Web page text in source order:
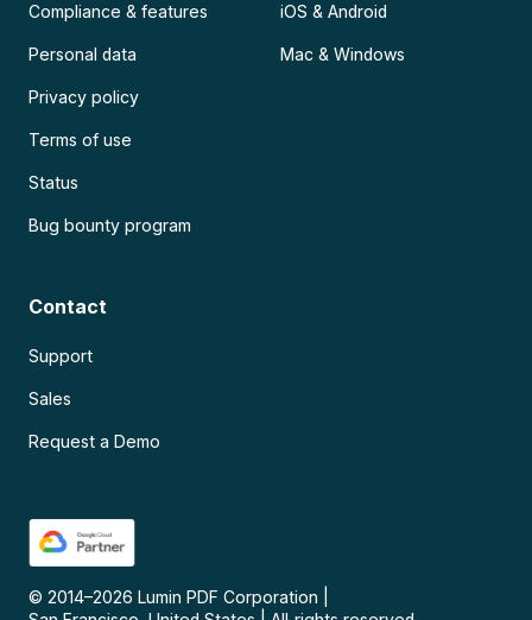
Compliance & features
Personal data
Privacy policy
Terms of use
Status
Bug bounty program
iOS & Android
Mac & Windows
Contact
Support
Sales
Request a Demo
© 2014–2026 Lumin PDF Corporation